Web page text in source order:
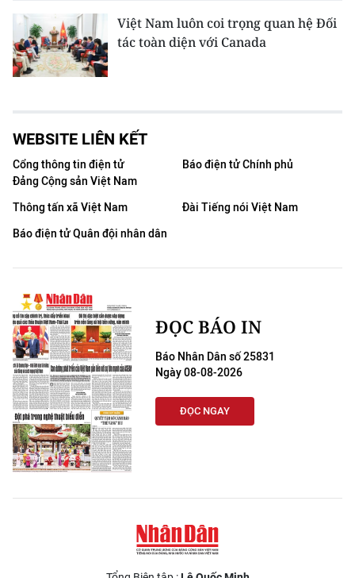
Việt Nam luôn coi trọng quan hệ Đối
tác toàn diện với Canada
WEBSITE LIÊN KẾT
Cổng thông tin điện tử
Đảng Cộng sản Việt Nam
Báo điện tử Chính phủ
Thông tấn xã Việt Nam
Đài Tiếng nói Việt Nam
Báo điện tử Quân đội nhân dân
ĐỌC BÁO IN
Báo Nhân Dân số 25831
Ngày 08-08-2026
ĐỌC NGAY